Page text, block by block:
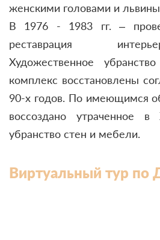
женскими головами и
В 1976 - 1983 гг. –
реставрация
Художественное
комплекс восстановлены
90-х годов. По имеющимся
воссоздано утраченное
убранство стен и мебели.
Виртуальный тур по